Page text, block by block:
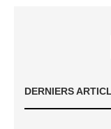
DERNIERS